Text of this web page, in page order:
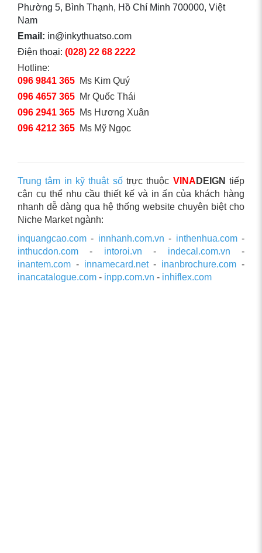
Phường 5, Bình Thạnh, Hồ Chí Minh 700000, Việt
Nam
Email: in@inkythuatso.com
Điện thoại: (028) 22 68 2222
Hotline:
096 9841 365 Ms Kim Quý
096 4657 365 Mr Quốc Thái
096 2941 365 Ms Hương Xuân
096 4212 365 Ms Mỹ Ngọc
Trung tâm in kỹ thuật sốtrực thuộc VINA DEIGN tiếp
cận cụ thể nhu cầu thiết kế và in ấn của khách hàng
nhanh dễ dàng qua hệ thống website chuyên biệt cho
Niche Market ngành:
inquangcao.com - innhanh.com.vn - inthenhua.com-
inthucdon.com - intoroi.vn - indecal.com.vn -
inantem.com - innamecard.net- inanbrochure.com -
inancatalogue.com - inpp.com.vn - inhiflex.com